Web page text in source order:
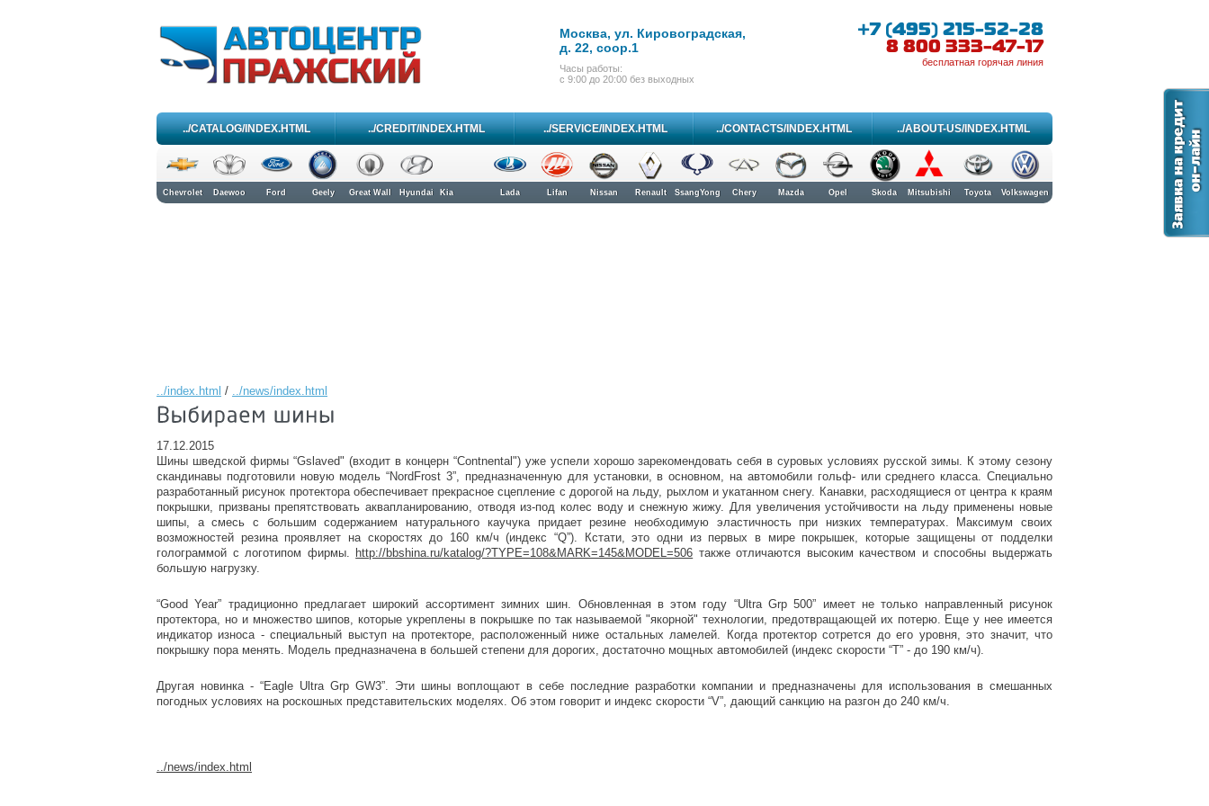
Москва, ул. Кировоградская,
д. 22, соор.1
Часы работы:
с 9:00 до 20:00 без выходных
+7 (495) 215-52-28
8 800 333-47-17
бесплатная горячая линия
../CATALOG/INDEX.HTML ../CREDIT/INDEX.HTML ../SERVICE/INDEX.HTML ../CONTACTS/INDEX.HTML ../ABOUT-US/INDEX.HTML
Chevrolet Daewoo Ford Geely Great Wall Hyundai Kia Lada Lifan Nissan Renault SsangYong Chery Mazda Opel Skoda Mitsubishi Toyota Volkswagen
../index.html / ../news/index.html
17.12.2015
Шины шведской фирмы “Gslaved" (входит в концерн “Contnental") уже успели хорошо зарекомендовать себя в суровых условиях русской зимы. К этому сезону
скандинавы подготовили новую модель “NordFrost 3”, предназначенную для установки, в основном, на автомобили гольф- или среднего класса. Специально
разработанный рисунок протектора обеспечивает прекрасное сцепление с дорогой на льду, рыхлом и укатанном снегу. Канавки, расходящиеся от центра к краям
покрышки, призваны препятствовать аквапланированию, отводя из-под колес воду и снежную жижу. Для увеличения устойчивости на льду применены новые
шипы, а смесь с большим содержанием натурального каучука придает резине необходимую эластичность при низких температурах. Максимум своих
возможностей резина проявляет на скоростях до 160 км/ч (индекс “Q”). Кстати, это одни из первых в мире покрышек, которые защищены от подделки
голограммой с логотипом фирмы. http://bbshina.ru/katalog/?TYPE=108&MARK=145&MODEL=506 также отличаются высоким качеством и способны выдержать
большую нагрузку.
“Good Year” традиционно предлагает широкий ассортимент зимних шин. Обновленная в этом году “Ultra Grp 500” имеет не только направленный рисунок
протектора, но и множество шипов, которые укреплены в покрышке по так называемой "якорной" технологии, предотвращающей их потерю. Еще у нее имеется
индикатор износа - специальный выступ на протекторе, расположенный ниже остальных ламелей. Когда протектор сотрется до его уровня, это значит, что
покрышку пора менять. Модель предназначена в большей степени для дорогих, достаточно мощных автомобилей (индекс скорости “Т” - до 190 км/ч).
Другая новинка - “Eagle Ultra Grp GW3”. Эти шины воплощают в себе последние разработки компании и предназначены для использования в смешанных
погодных условиях на роскошных представительских моделях. Об этом говорит и индекс скорости “V”, дающий санкцию на разгон до 240 км/ч.
../news/index.html